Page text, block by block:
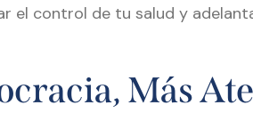
el control de tu salud y
Más